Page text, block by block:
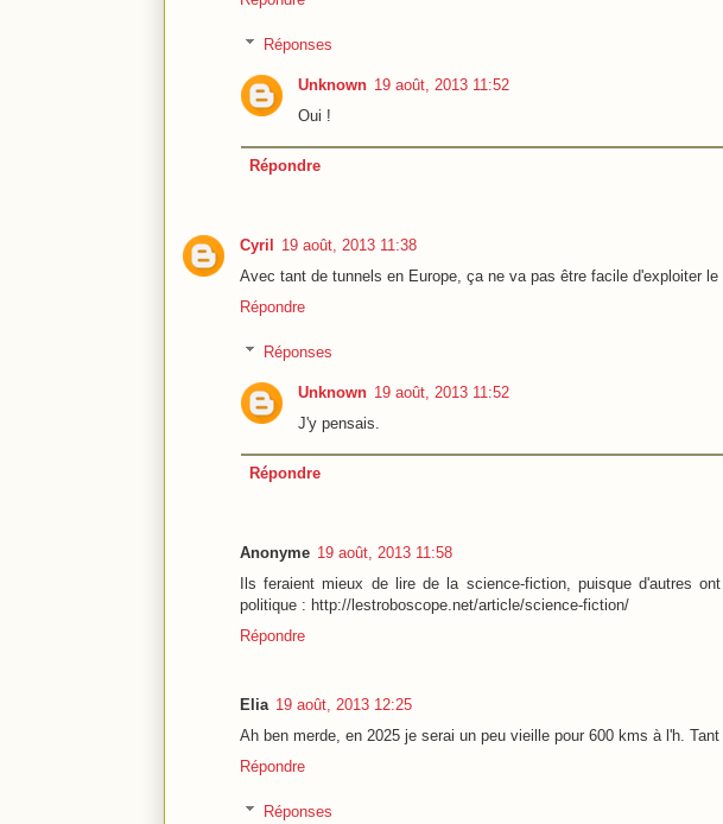
Réponses
Unknown 19 août, 2013 11:52
Oui !
Répondre
Cyril 19 août, 2013 11:38
Avec tant de tunnels en Europe, ça ne va pas être facile d'exploiter le
Répondre
Réponses
Unknown 19 août, 2013 11:52
J'y pensais.
Répondre
Anonyme 19 août, 2013 11:58
Ils feraient mieux de lire de la science-fiction, puisque d'autres
politique : http://lestroboscope.net/article/science-fiction/
Répondre
Elia 19 août, 2013 12:25
Ah ben merde, en 2025 je serai un peu vieille pour 600 kms à l'h.
Répondre
Réponses